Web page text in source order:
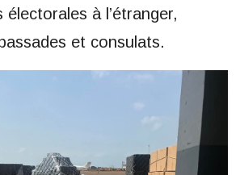
à l’étranger,
et consulats.